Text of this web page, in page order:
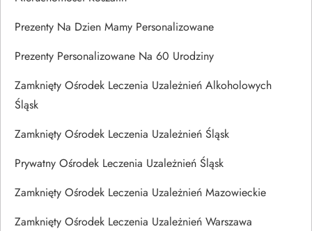
Prezenty Na Dzien Mamy Personalizowane
Prezenty Personalizowane Na 60 Urodziny
Zamknięty Ośrodek Leczenia Uzależnień Alkoholowych
Śląsk
Zamknięty Ośrodek Leczenia Uzależnień Śląsk
Prywatny Ośrodek Leczenia Uzależnień Śląsk
Zamknięty Ośrodek Leczenia Uzależnień Mazowieckie
Zamknięty Ośrodek Leczenia Uzależnień Warszawa